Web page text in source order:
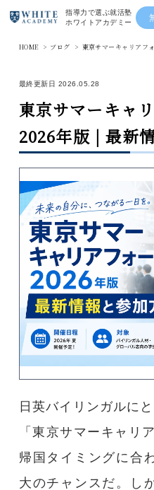
指導力で選ぶ就活塾
ホワイトアカデミー
TOP
先輩の体験記
講師陣
ニュース
コース紹介
ホワイトアカデミーについ
大学受験コース
プライバシーポリシー
HOME > ブログ > 東京サマーキャリアフ
最終更新日 2026.05.28
東京サマーキャ
2026年版 | 最新
日英バイリンガルに
「東京サマーキャリ
帰国タイミングに合
大のチャンスだ。し